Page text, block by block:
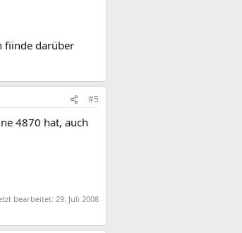
fiinde darüber
#5
4870 hat, auch
bearbeitet: 29. Juli 2008